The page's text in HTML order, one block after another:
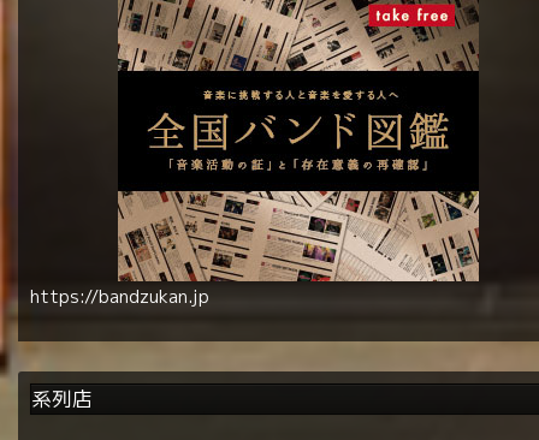
https://bandzukan.jp
系列店